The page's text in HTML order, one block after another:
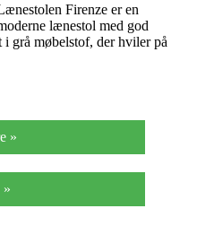
Firenze er en
lænestol med god
grå møbelstof, der hviler på
»
»